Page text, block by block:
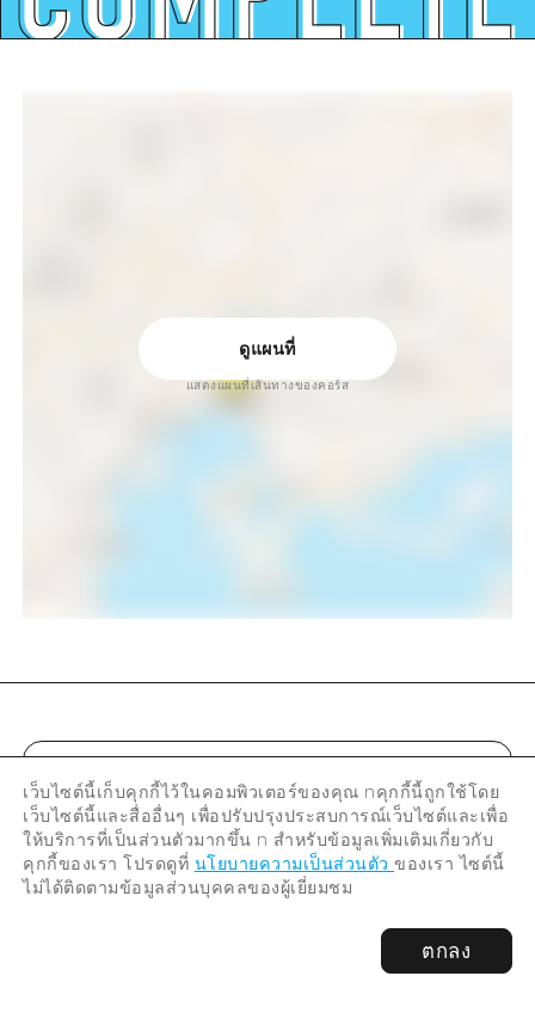
ดูแผนที่
แสดงแผนที่เส้นทางของคอร์ส
แบ่งปันบทความนี้
เว็บไซต์นี้เก็บคุกกี้ไว้ในคอมพิวเตอร์ของคุณ nคุกกี้นี้ถูกใช้โดย
เว็บไซต์นี้และสื่ออื่นๆ เพื่อปรับปรุงประสบการณ์เว็บไซต์และเพื่อ
ให้บริการที่เป็นส่วนตัวมากขึ้น n สำหรับข้อมูลเพิ่มเติมเกี่ยวกับ
คุกกี้ของเรา โปรดดูที่ นโยบายความเป็นส่วนตัวของเรา ไซต์นี้
ไม่ได้ติดตามข้อมูลส่วนบุคคลของผู้เยี่ยมชม
ตกลง